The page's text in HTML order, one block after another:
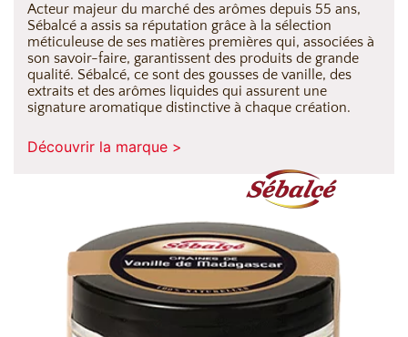
Acteur majeur du marché des arômes depuis 55 ans,
Sébalcé a assis sa réputation grâce à la sélection
méticuleuse de ses matières premières qui, associées à
son savoir-faire, garantissent des produits de grande
qualité. Sébalcé, ce sont des gousses de vanille, des
extraits et des arômes liquides qui assurent une
signature aromatique distinctive à chaque création.
Découvrir la marque >